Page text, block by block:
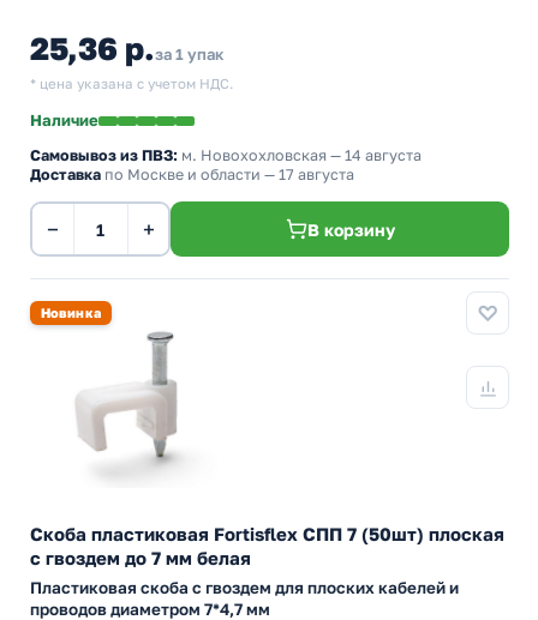
25,36 р.за 1 упак
* цена указана с учетом НДС.
Наличие
Самовывоз из ПВЗ: м. Новохохловская — 14 августа
Доставка по Москве и области — 17 августа
− + В корзину
Новинка
Скоба пластиковая Fortisflex СПП 7 (50шт) плоская
с гвоздем до 7 мм белая
Пластиковая скоба с гвоздем для плоских кабелей и
проводов диаметром 7*4,7 мм